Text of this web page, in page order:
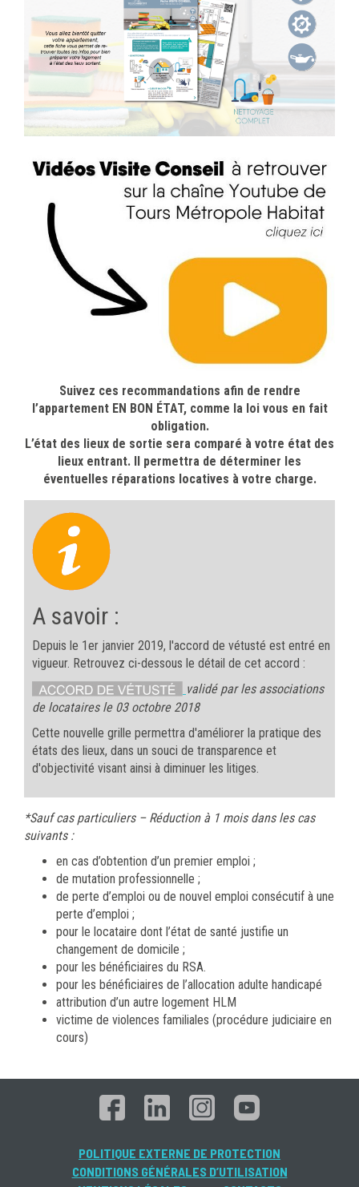
Suivez ces recommandations afin de rendre
l’appartement EN BON ÉTAT, comme la loi vous en fait
obligation.
L’état des lieux de sortie sera comparé à votre état des
lieux entrant. Il permettra de déterminer les
éventuelles réparations locatives à votre charge.
A savoir :
Depuis le 1er janvier 2019, l'accord de vétusté est entré en
vigueur. Retrouvez ci-dessous le détail de cet accord :
validé par les associations
de locataires le 03 octobre 2018
Cette nouvelle grille permettra d'améliorer la pratique des
états des lieux, dans un souci de transparence et
d'objectivité visant ainsi à diminuer les litiges.
*Sauf cas particuliers – Réduction à 1 mois dans les cas
suivants :
en cas d’obtention d’un premier emploi ;
de mutation professionnelle ;
de perte d’emploi ou de nouvel emploi consécutif à une
perte d’emploi ;
pour le locataire dont l’état de santé justifie un
changement de domicile ;
pour les bénéficiaires du RSA.
pour les bénéficiaires de l’allocation adulte handicapé
attribution d’un autre logement HLM
victime de violences familiales (procédure judiciaire en
cours)
POLITIQUE EXTERNE DE PROTECTION
CONDITIONS GÉNÉRALES D’UTILISATION